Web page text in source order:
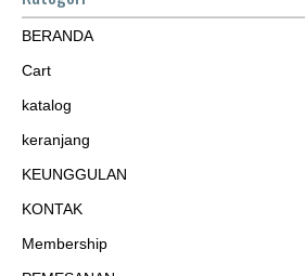
BERANDA
Cart
katalog
keranjang
KEUNGGULAN
KONTAK
Membership